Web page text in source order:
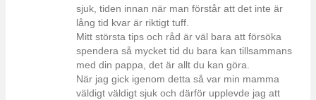
sjuk, tiden innan när man förstår att det inte är
lång tid kvar är riktigt tuff.
Mitt största tips och råd är väl bara att försöka
spendera så mycket tid du bara kan tillsammans
med din pappa, det är allt du kan göra.
När jag gick igenom detta så var min mamma
väldigt väldigt sjuk och därför upplevde jag att